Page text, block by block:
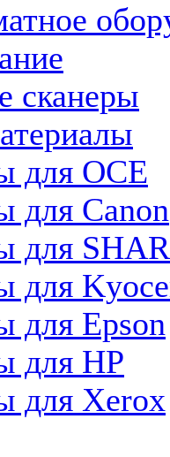
сканеры
для OCE
для Canon
для
для
для Epson
для HP
для Xerox